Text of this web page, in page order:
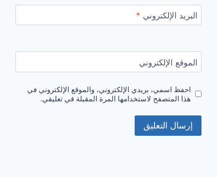
البريد الإلكتروني *
الموقع الإلكتروني
احفظ اسمي، بريدي الإلكتروني، والموقع الإلكتروني في
هذا المتصفح لاستخدامها المرة المقبلة في تعليقي.